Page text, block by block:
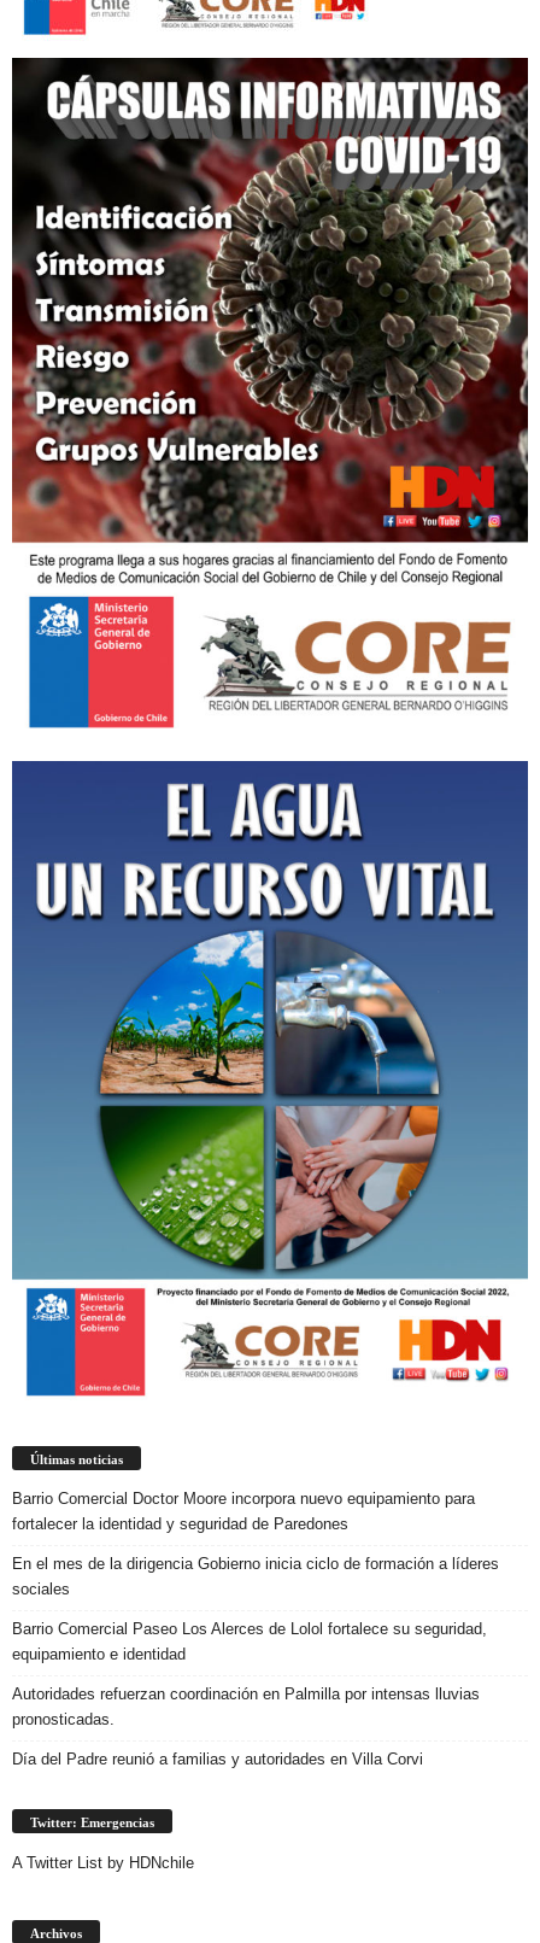
Últimas noticias
Barrio Comercial Doctor Moore incorpora nuevo equipamiento para
fortalecer la identidad y seguridad de Paredones
En el mes de la dirigencia Gobierno inicia ciclo de formación a líderes
sociales
Barrio Comercial Paseo Los Alerces de Lolol fortalece su seguridad,
equipamiento e identidad
Autoridades refuerzan coordinación en Palmilla por intensas lluvias
pronosticadas.
Día del Padre reunió a familias y autoridades en Villa Corvi
Twitter: Emergencias
A Twitter List by HDNchile
Archivos